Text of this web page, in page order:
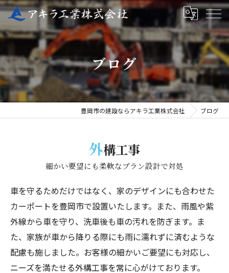
ブログ
豊岡市の建設ならアキラ工業株式会社 ブログ
外構工事
細かい要望にも柔軟なプラン設計で対処
車を守るためだけではなく、家のデザインにも合わせた
カーポートを豊岡市で設置いたします。また、雨風や紫
外線から車を守り、洗車後も車の汚れを防ぎます。ま
た、家族が車から降りる際にも雨に濡れずに済むような
配慮も施しました。お客様の細かいご要望にも対応し、
ニーズを満たせる外構工事を常に心がけております。